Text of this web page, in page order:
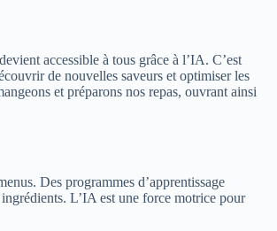
accessible à tous grâce à l’IA. C’est
de nouvelles saveurs et optimiser les
et préparons nos repas, ouvrant ainsi
Des programmes d’apprentissage
L’IA est une force motrice pour